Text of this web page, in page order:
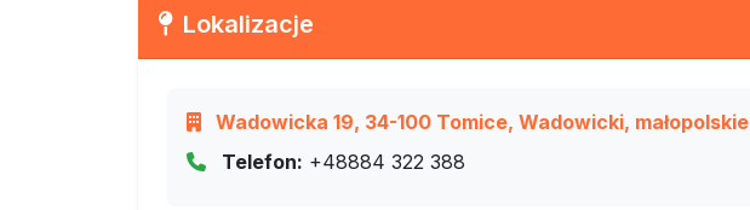
Lokalizacje
Wadowicka 19, 34-100 Tomice, Wadowicki, małopolskie
Telefon: +48884 322 388